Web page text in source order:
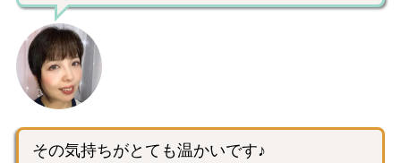
その気持ちがとても温かいです♪